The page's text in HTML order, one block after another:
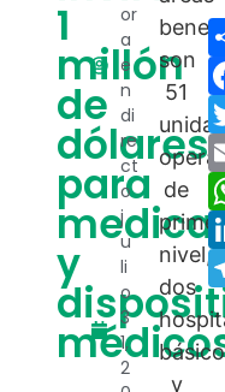
1
millón
de
dólares
para
y
or
a
e
n
di
re
ct
o
j
u
li
o
3
1,
2